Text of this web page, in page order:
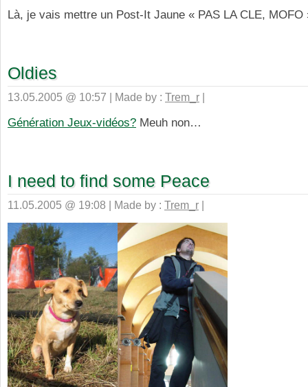
Là, je vais mettre un Post-It Jaune « PAS LA CLE, MOFO
Oldies
13.05.2005 @ 10:57 | Made by : Trem_r |
Génération Jeux-vidéos? Meuh non…
I need to find some Peace
11.05.2005 @ 19:08 | Made by : Trem_r |